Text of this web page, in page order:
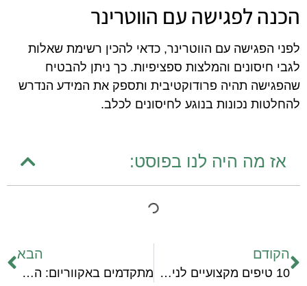
הכנה לפגישה עם הווטרינר
לפני הפגישה עם הווטרינר, כדאי להכין רשימת שאלות
לגבי חיסונים והמלצות ספציפיות. כך ניתן להבטיח
שהפגישה תהיה פרודוקטיבית ותספק את המידע הנדרש
להחלטות נכונות בנוגע לחיסונים לכלב.
אז מה היה לנו בפוסט:
הקודם
10 טיפים מקצועיים לניהול וטיפול בשני חיות מחמד ביעילות
הבא
מתקדמים באקווריום: השוואת מערכות ללא צמחים